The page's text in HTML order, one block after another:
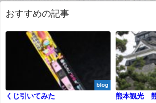
おすすめの記事
blog
くじ引いてみた
熊本観光